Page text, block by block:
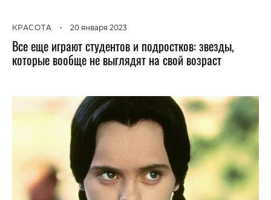
КРАСОТА • 20 января 2023
Все еще играют студентов и подростков: звезды,
которые вообще не выглядят на свой возраст